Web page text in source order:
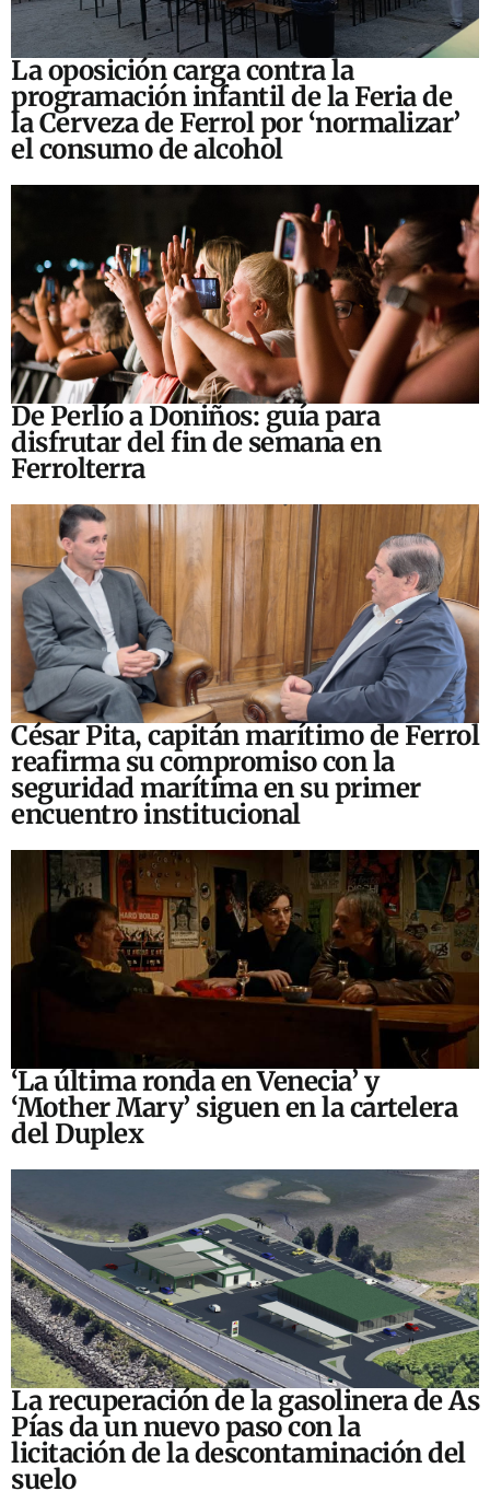
La oposición carga contra la
programación infantil de la Feria de
la Cerveza de Ferrol por ‘normalizar’
el consumo de alcohol
De Perlío a Doniños: guía para
disfrutar del fin de semana en
Ferrolterra
César Pita, capitán marítimo de Ferrol
reafirma su compromiso con la
seguridad marítima en su primer
encuentro institucional
‘La última ronda en Venecia’ y
‘Mother Mary’ siguen en la cartelera
del Duplex
La recuperación de la gasolinera de As
Pías da un nuevo paso con la
licitación de la descontaminación del
suelo